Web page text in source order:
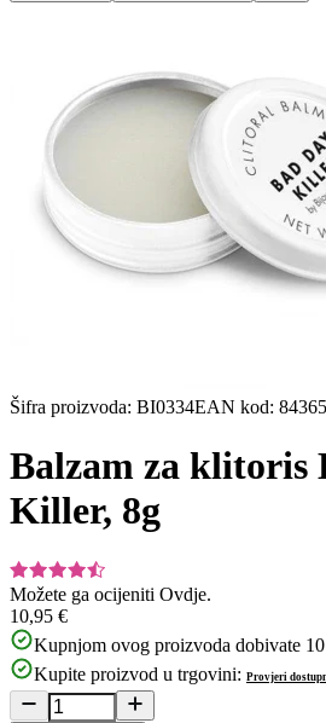
Šifra proizvoda: BI0334EAN kod:
Balzam za klitoris
Killer, 8g
Možete ga ocijeniti Ovdje.
10,95 €
Kupnjom ovog proizvoda dobivate 10
Kupite proizvod u trgovini: Provjeri